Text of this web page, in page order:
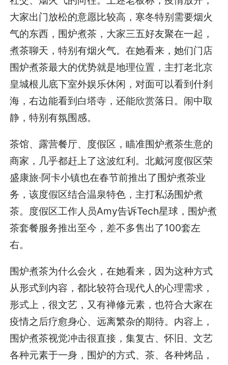
大家出门放松的意愿比较高，寒冬特别需要烟火
气的东西，围炉煮茶，大家三五好友聚在一起，
煮茶聊天，特别有烟火气。在她看来，她们门店
围炉煮茶最大的优势就是地理位置，主打老北京
皇城根儿底下室外娱乐休闲，对面可以看到什刹
海，右边能看到白塔寺，还能欣赏落日。闹中取
静，特别有氛围感。
茶馆、露营餐厅、度假区，瞄准围炉煮茶生意的
商家，几乎都赶上了这波红利。北戴河度假区荣
盛康旅·阿卡小镇也在春节前推出了围炉煮茶业
务，该度假区结合温泉特色，主打私汤围炉煮
茶。度假区工作人员Amy告诉Tech星球，围炉煮
茶套餐服务推出至今，差不多售出了100套左
右。
围炉煮茶为什么会火，在她看来，因为这种方式
从形式到内容，都比较符合现代人的心理需求，
形式上，很文艺，又有禅修元素，也符合大家在
疫情之后疗愈身心、远离繁杂的期待。内容上，
围炉煮茶视觉冲击很直接，集复古、怀旧、文艺
各种元素于一身，围炉的方式、茶、各种烤品，